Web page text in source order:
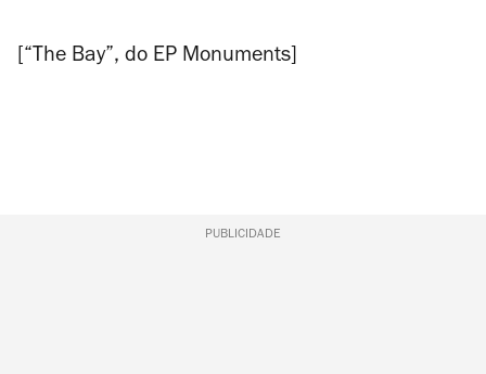
[“The Bay”, do EP Monuments]
PUBLICIDADE